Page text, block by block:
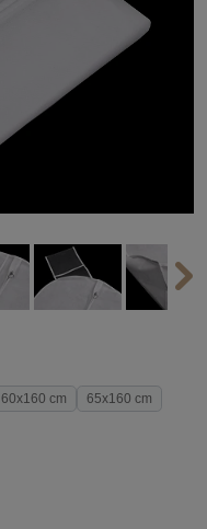
60x160 cm
65x160 cm